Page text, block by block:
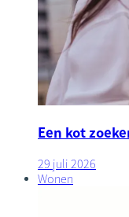
Een kot
29 juli 2026
Wonen